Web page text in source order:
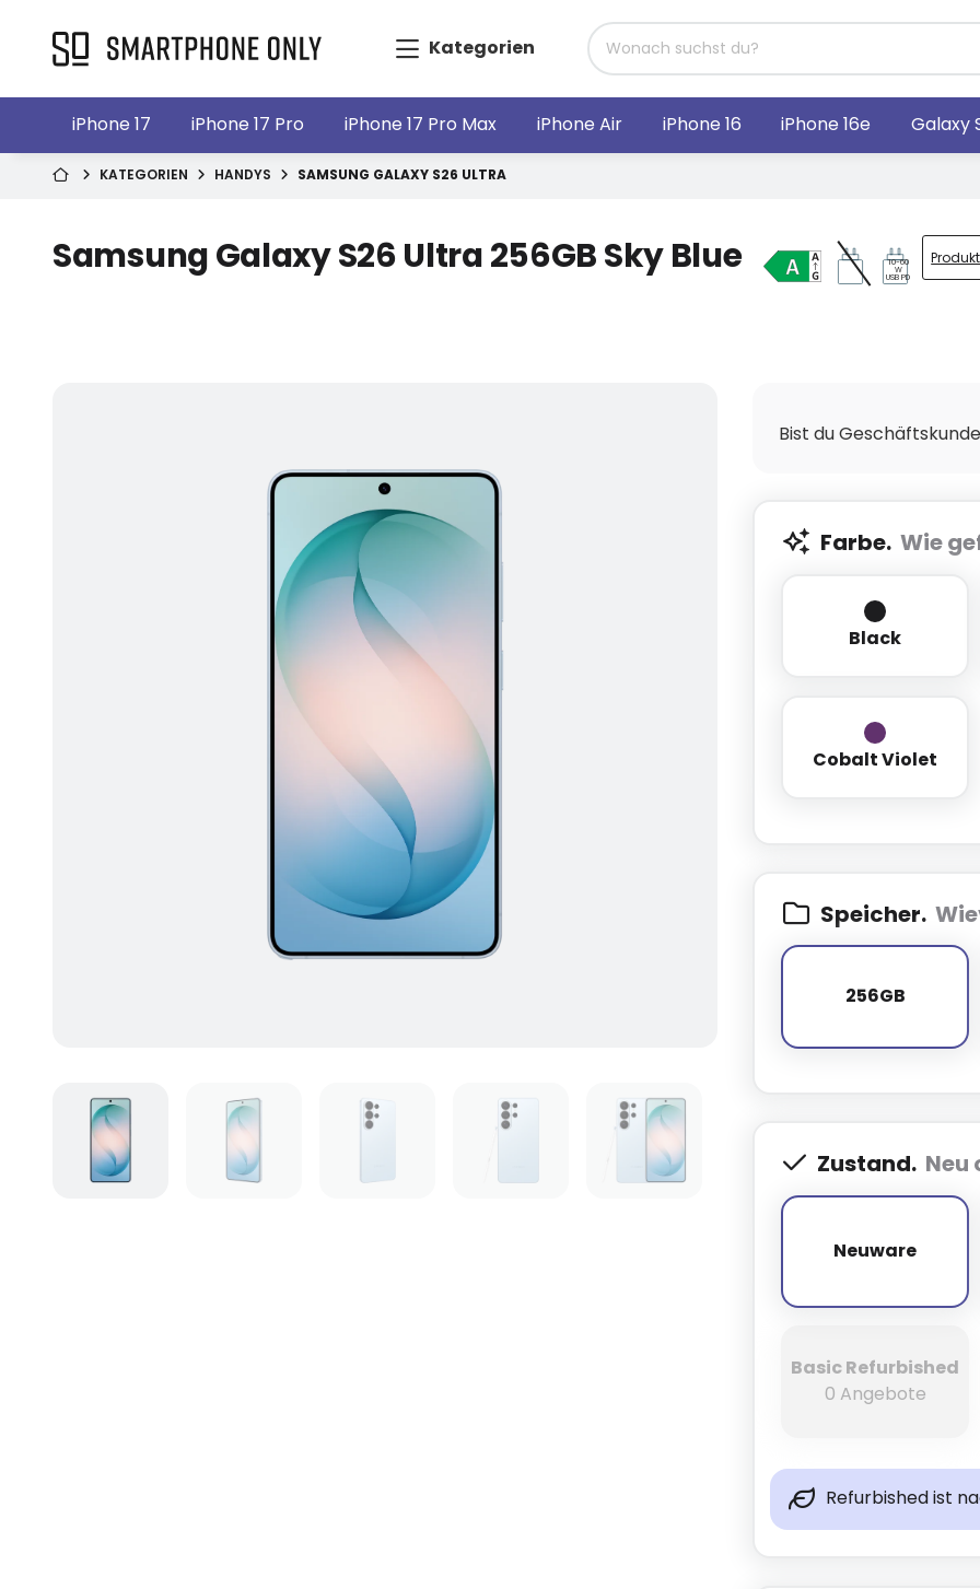
Kategorien
iPhone 17 iPhone 17 Pro iPhone 17 Pro Max iPhone Air iPhone 16 iPhone 16e Galaxy
KATEGORIEN HANDYS SAMSUNG GALAXY S26 ULTRA
Samsung Galaxy S26 Ultra 256GB Sky Blue 10-60
W
USB PD
Bist du
Farbe. Wie
Black
Black
Cobalt Violet
Cobalt Violet
Speicher.
256GB
256GB
Zustand. Neu
Neuware
Neuware
Basic Refurbished
0 Angebote
Refurbished ist